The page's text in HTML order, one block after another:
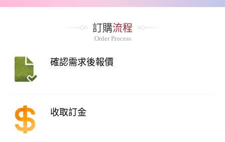
訂購流程
Order Process
確認需求後報價
收取訂金